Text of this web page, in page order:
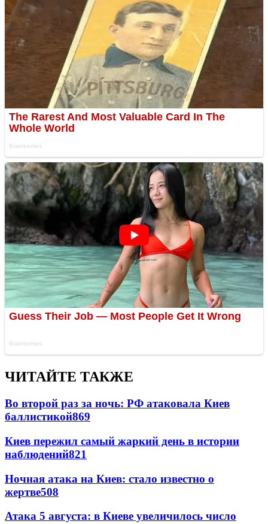
ЧИТАЙТЕ ТАКЖЕ
Во второй раз за ночь: РФ атаковала Киев
баллистикой869
Киев пережил самый жаркий день в истории
наблюдений821
Ночная атака на Киев: стало известно о
жертве508
Атака 5 августа: в Киеве увеличилось число